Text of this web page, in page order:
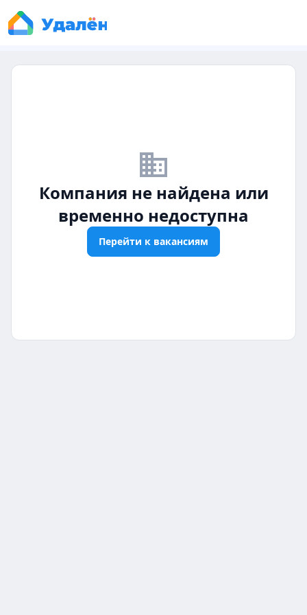
business_off
Компания не найдена или
временно недоступна
Перейти к вакансиям